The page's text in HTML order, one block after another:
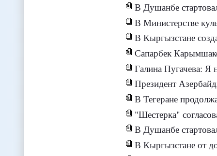
В Душанбе
В Министерстве
В Кыргызстане
Сапарбек Карымшаков:
Галина Пугачева: Я не исключаю
Президент Азербайджана
В Тегеране
"Шестерка"
В Душанбе
В Кыргызстане от